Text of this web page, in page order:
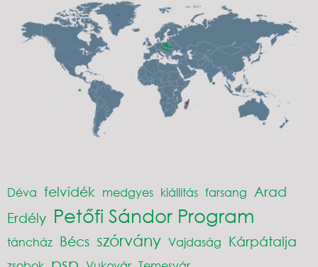
Déva felvidék medgyes kiállítás farsang Arad
Erdély Petőfi Sándor Program
táncház Bécs szórvány Vajdaság Kárpátalja